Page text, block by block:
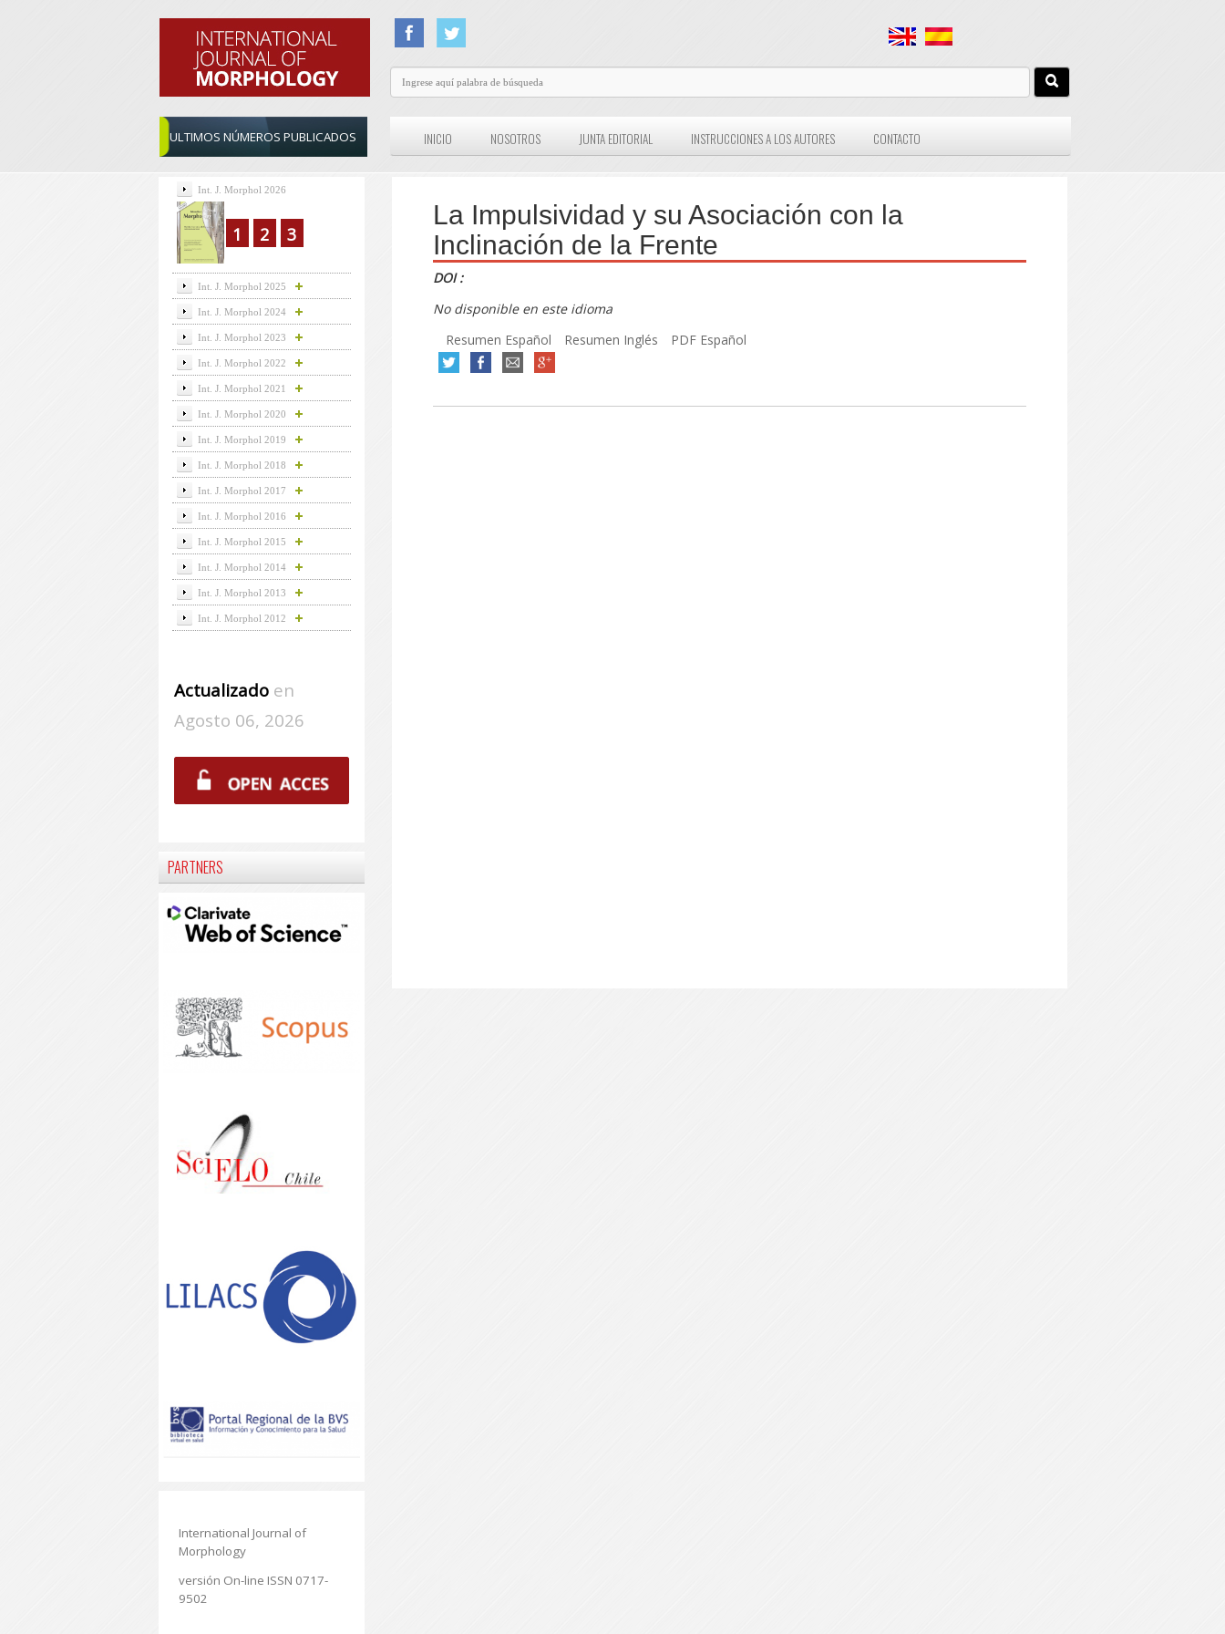
ULTIMOS NÚMEROS PUBLICADOS INICIO NOSOTROS JUNTA EDITORIAL INSTRUCCIONES A LOS AUTORES CONTACTO
La Impulsividad y su Asociación con la
Inclinación de la Frente
DOI :
No disponible en este idioma
Resumen Español
Resumen Inglés PDF Español
Int. J. Morphol 2026
1 2 3
Int. J. Morphol 2025
Int. J. Morphol 2024
Int. J. Morphol 2023
Int. J. Morphol 2022
Int. J. Morphol 2021
Int. J. Morphol 2020
Int. J. Morphol 2019
Int. J. Morphol 2018
Int. J. Morphol 2017
Int. J. Morphol 2016
Int. J. Morphol 2015
Int. J. Morphol 2014
Int. J. Morphol 2013
Int. J. Morphol 2012
Actualizadoen
Agosto 06, 2026
PARTNERS
International Journal of
Morphology
versión On-line ISSN 0717-
9502